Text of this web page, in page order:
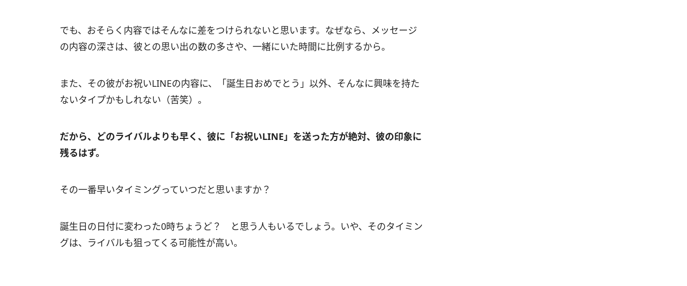
でも、おそらく内容ではそんなに差をつけられないと思います。なぜなら、メッセージ
の内容の深さは、彼との思い出の数の多さや、一緒にいた時間に比例するから。
また、その彼がお祝いLINEの内容に、「誕生日おめでとう」以外、そんなに興味を持た
ないタイプかもしれない（苦笑）。
だから、どのライバルよりも早く、彼に「お祝いLINE」を送った方が絶対、彼の印象に
残るはず。
その一番早いタイミングっていつだと思いますか？
誕生日の日付に変わった0時ちょうど？ と思う人もいるでしょう。いや、そのタイミン
グは、ライバルも狙ってくる可能性が高い。